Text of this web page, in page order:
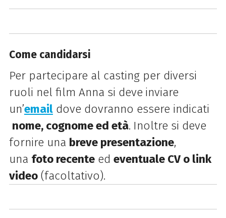
Come candidarsi
Per partecipare al casting per diversi
ruoli nel film Anna si deve inviare
un’emaildove dovranno essere indicati
nome, cognome ed età. Inoltre si deve
fornire una breve presentazione,
una foto recenteed eventuale CV o link
video(facoltativo).